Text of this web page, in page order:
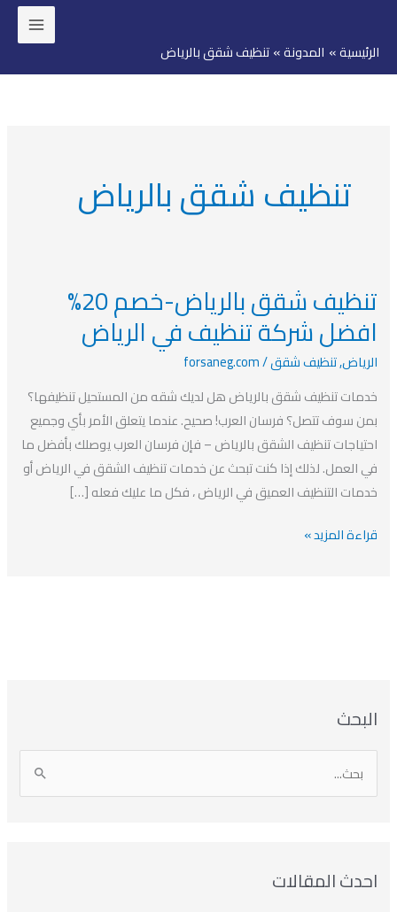
المحتوى
الرئيسية المدونة تنظيف شقق بالرياض
تنظيف شقق بالرياض
تنظيف شقق بالرياض-خصم 20%
افضل شركة تنظيف في الرياض
الرياض,تنظيف شقق/
forsaneg.com
خدمات تنظيف شقق بالرياض هل لديك شقه من المستحيل تنظيفها؟
بمن سوف تتصل؟ فرسان العرب! صحيح. عندما يتعلق الأمر بأي وجميع
احتياجات تنظيف الشقق بالرياض – فإن فرسان العرب يوصلك بأفضل ما
في العمل. لذلك إذا كنت تبحث عن خدمات تنظيف الشقق في الرياض أو
خدمات التنظيف العميق في الرياض ، فكل ما عليك فعله […]
تنظيف
شقق
بالرياض-
خصم
20%
افضل
شركة
تنظيف
في
قراءة المزيد »
البحث
ل
ث
احدث المقالات
ل
ش
ص
ف
ل
ش
ل
ن
ا